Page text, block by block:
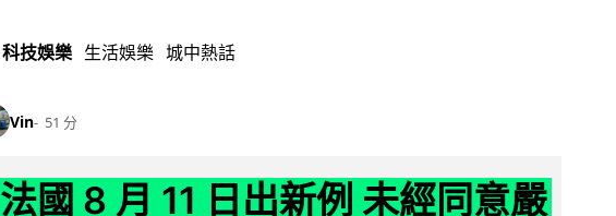
科技娛樂 生活娛樂 城中熱話
Vin 51 分
法國 8 月 11 日出新例 未經同意嚴